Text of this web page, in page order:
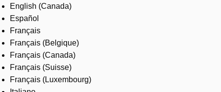
English (Canada)
Español
Français
Français (Belgique)
Français (Canada)
Français (Suisse)
Français (Luxembourg)